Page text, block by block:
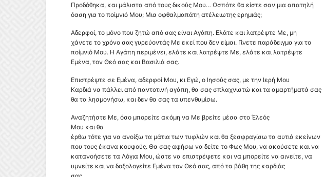
Προδόθηκα, και μάλιστα από τους δικούς Μου… Ωσπότε θα είστε σαν μια απατηλή
όαση για το ποίμνιό Μου; Mια οφθαλμαπάτη ατέλειωτης ερημιάς;
Αδερφοί, το μόνο που ζητώ από σας είναι Αγάπη. Ελάτε και λατρέψτε Με, μη
χάνετε το χρόνο σας γυρεύοντάς Με εκεί που δεν είμαι. Γίνετε παράδειγμα για το
ποίμνιό Μου. Η Αγάπη περιμένει, ελάτε και λατρέψτε Με, ελάτε και λατρέψτε
Εμένα, τον Θεό σας και Βασιλιά σας.
Επιστρέψτε σε Εμένα, αδερφοί Μου, κι Εγώ, ο Ιησούς σας, με την Ιερή Μου
Καρδιά να πάλλει από παντοτινή αγάπη, θα σας σπλαχνιστώ και τα αμαρτήματά σας
θα τα λησμονήσω, και δεν θα σας τα υπενθυμίσω.
Αναζητήστε Με, όσο μπορείτε ακόμη να Με βρείτε μέσα στο Έλεός
Μου και θα
έρθω τότε για να ανοίξω τα μάτια των τυφλών και θα ξεσφραγίσω τα αυτιά εκείνων
που τους έκανα κουφούς. Θα σας αφήσω να δείτε το Φως Μου, να ακούσετε και να
κατανοήσετε τα Λόγια Μου, ώστε να επιστρέψετε και να μπορείτε να αινείτε, να
υμνείτε και να δοξολογείτε Εμένα τον Θεό σας, από τα βάθη της καρδιάς